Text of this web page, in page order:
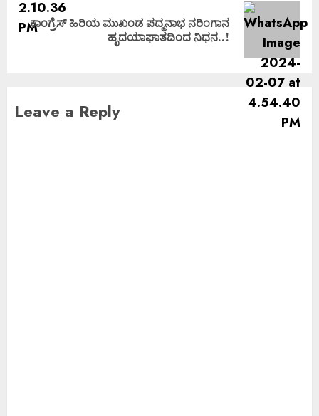
ಕಾಂಗ್ರೆಸ್ ಹಿರಿಯ ಮುಖಂಡ ಪದ್ಮನಾಭ ನರಿಂಗಾನ‌
ಹೃದಯಾಘಾತದಿಂದ ನಿಧನ..!
Leave a Reply